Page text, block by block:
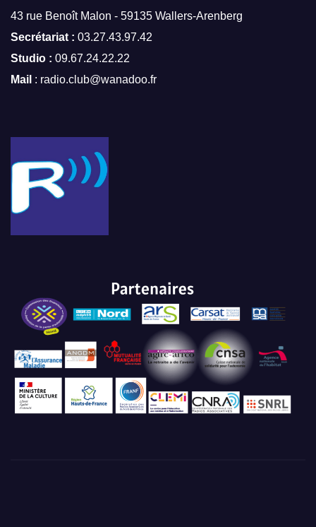
43 rue Benoît Malon - 59135 Wallers-Arenberg
Secrétariat : 03.27.43.97.42
Studio : 09.67.24.22.22
Mail : radio.club@wanadoo.fr